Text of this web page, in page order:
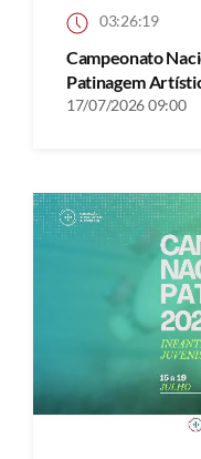
03:26:19
Campeonato
Patinagem
17/07/2026 09:00